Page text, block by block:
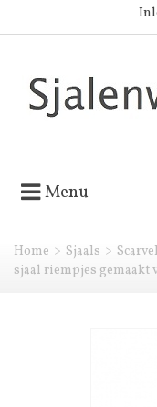
Menu
Home > Sjaals >
sjaal riempjes gemaakt